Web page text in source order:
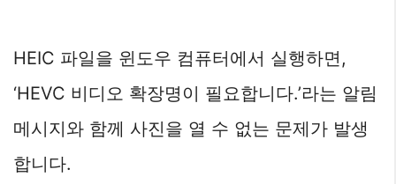
HEIC 파일을 윈도우 컴퓨터에서 실행하면,
‘HEVC 비디오 확장명이 필요합니다.’라는 알림
메시지와 함께 사진을 열 수 없는 문제가 발생
합니다.